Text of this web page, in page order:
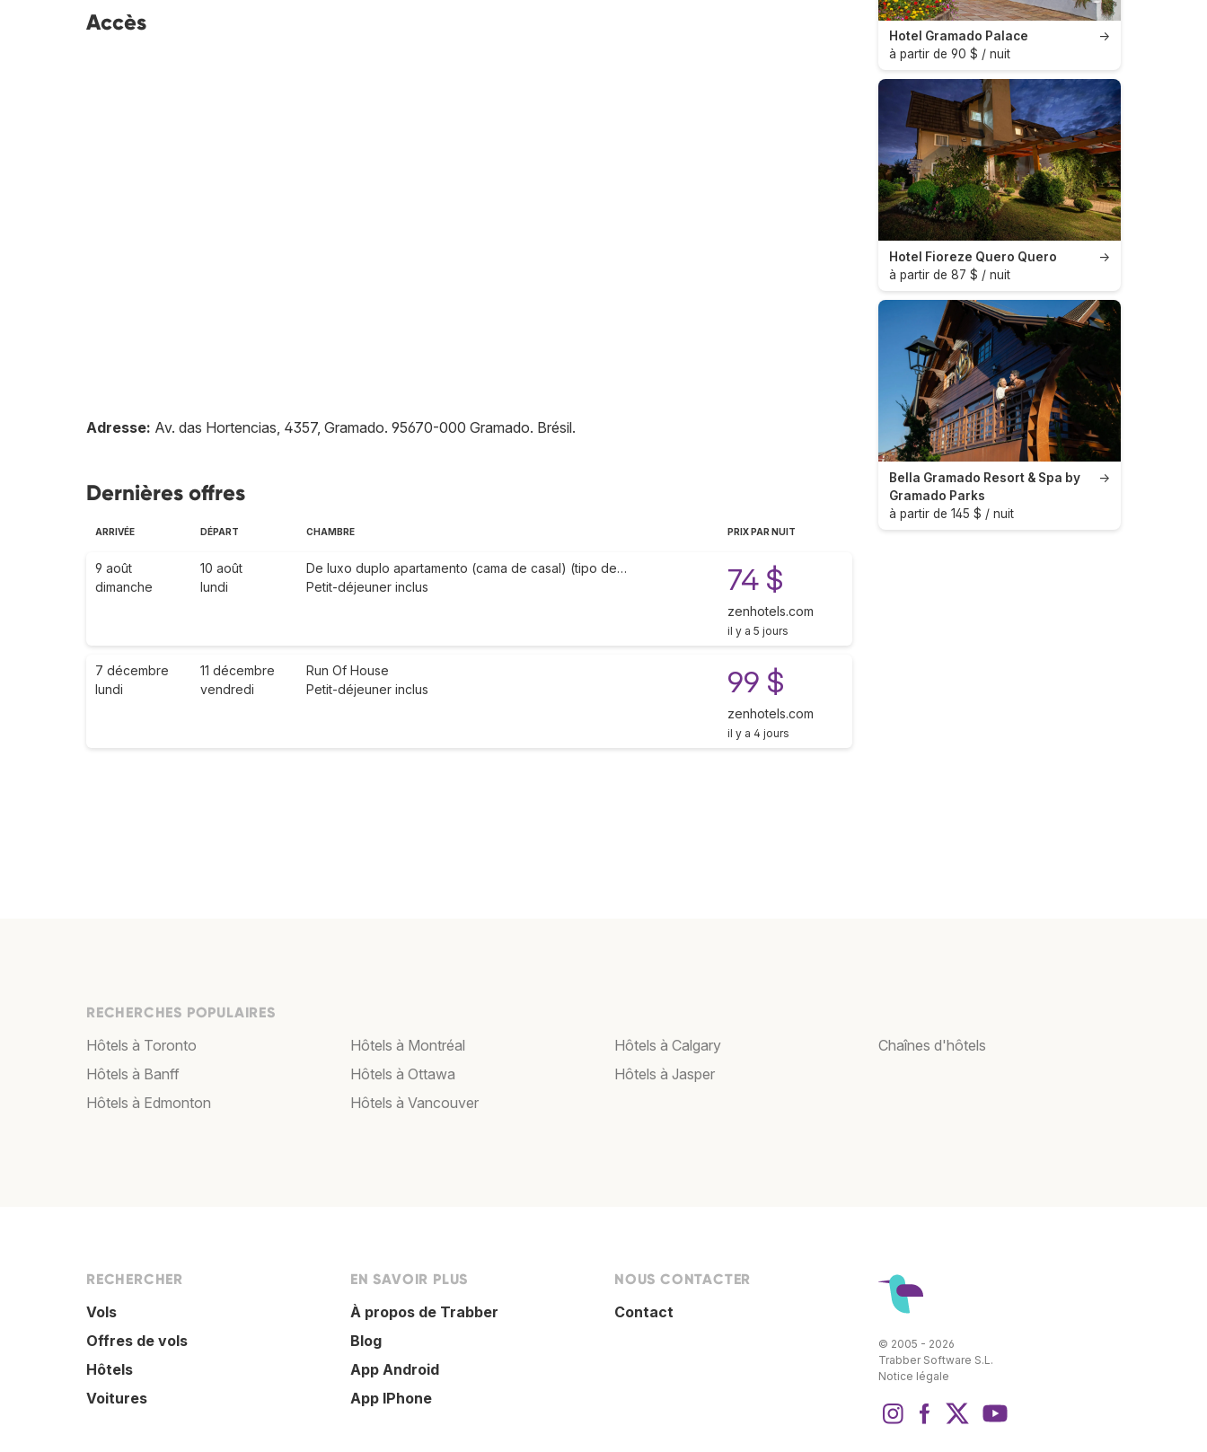
Accès
Adresse: Av. das Hortencias, 4357, Gramado. 95670-000 Gramado. Brésil.
Dernières offres
ARRIVÉE DÉPART CHAMBRE PRIX PAR NUIT
9 août
dimanche
10 août
lundi
De luxo duplo apartamento (cama de casal) (tipo de…
Petit-déjeuner inclus
74 $
zenhotels.com
il y a 5 jours
7 décembre
lundi
11 décembre
vendredi
Run Of House
Petit-déjeuner inclus
99 $
zenhotels.com
il y a 4 jours
→
Hotel Gramado Palace
à partir de 90 $ / nuit
→
Hotel Fioreze Quero Quero
à partir de 87 $ / nuit
→
Bella Gramado Resort & Spa by
Gramado Parks
à partir de 145 $ / nuit
RECHERCHES POPULAIRES
Hôtels à Toronto
Hôtels à Banff
Hôtels à Edmonton
Hôtels à Montréal
Hôtels à Ottawa
Hôtels à Vancouver
Hôtels à Calgary
Hôtels à Jasper
Chaînes d'hôtels
RECHERCHER
Vols
Offres de vols
Hôtels
Voitures
EN SAVOIR PLUS
À propos de Trabber
Blog
App Android
App IPhone
NOUS CONTACTER
Contact
© 2005 - 2026
Trabber Software S.L.
Notice légale